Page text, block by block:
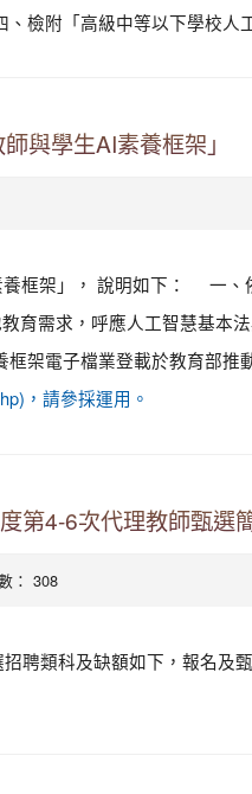
檢附「高級中等以下學校人
與學生AI素養框架」
框架」， 說明如下： 一、
育需求，呼應人工智慧基本
架電子檔業登載於教育部
，請參採運用。
第4-6次代理教師甄選
： 308
聘類科及缺額如下，報名